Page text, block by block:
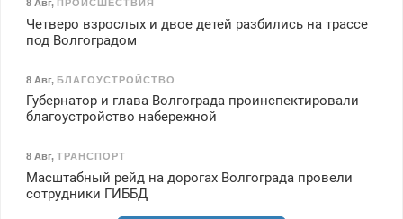
8 Авг, ПРОИСШЕСТВИЯ
Четверо взрослых и двое детей разбились на трассе
под Волгоградом
8 Авг, БЛАГОУСТРОЙСТВО
Губернатор и глава Волгограда проинспектировали
благоустройство набережной
8 Авг, ТРАНСПОРТ
Масштабный рейд на дорогах Волгограда провели
сотрудники ГИББД